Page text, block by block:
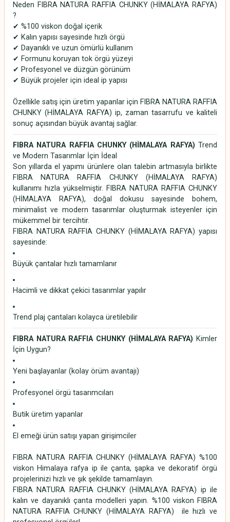
Neden FIBRA NATURA RAFFIA CHUNKY (HİMALAYA RAFYA)
?
✔ %100 viskon doğal içerik
✔ Kalın yapısı sayesinde hızlı örgü
✔ Dayanıklı ve uzun ömürlü kullanım
✔ Formunu koruyan tok örgü yüzeyi
✔ Profesyonel ve düzgün görünüm
✔ Büyük projeler için ideal ip yapısı
Özellikle satış için üretim yapanlar için FIBRA NATURA RAFFIA
CHUNKY (HİMALAYA RAFYA) ip, zaman tasarrufu ve kaliteli
sonuç açısından büyük avantaj sağlar.
FIBRA NATURA RAFFIA CHUNKY (HİMALAYA RAFYA) Trend
ve Modern Tasarımlar İçin İdeal
Son yıllarda el yapımı ürünlere olan talebin artmasıyla birlikte
FIBRA NATURA RAFFIA CHUNKY (HİMALAYA RAFYA)
kullanımı hızla yükselmiştir. FIBRA NATURA RAFFIA CHUNKY
(HİMALAYA RAFYA), doğal dokusu sayesinde bohem,
minimalist ve modern tasarımlar oluşturmak isteyenler için
mükemmel bir tercihtir.
FIBRA NATURA RAFFIA CHUNKY (HİMALAYA RAFYA) yapısı
sayesinde:
Büyük çantalar hızlı tamamlanır
Hacimli ve dikkat çekici tasarımlar yapılır
Trend plaj çantaları kolayca üretilebilir
FIBRA NATURA RAFFIA CHUNKY (HİMALAYA RAFYA) Kimler
İçin Uygun?
Yeni başlayanlar (kolay örüm avantajı)
Profesyonel örgü tasarımcıları
Butik üretim yapanlar
El emeği ürün satışı yapan girişimciler
FIBRA NATURA RAFFIA CHUNKY (HİMALAYA RAFYA) %100
viskon Himalaya rafya ip ile çanta, şapka ve dekoratif örgü
projelerinizi hızlı ve şık şekilde tamamlayın.
FIBRA NATURA RAFFIA CHUNKY (HİMALAYA RAFYA) ip ile
kalın ve dayanıklı çanta modelleri yapın. %100 viskon FIBRA
NATURA RAFFIA CHUNKY (HİMALAYA RAFYA) ile hızlı ve